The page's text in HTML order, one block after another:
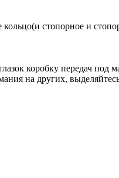
стопорное и
коробку передач под
на других,